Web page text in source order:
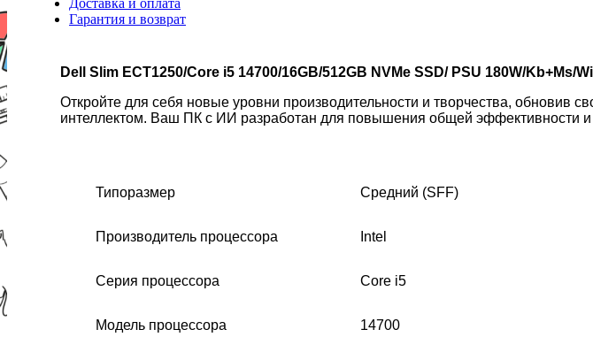
Гарантия и возврат
Dell Slim ECT1250/Core i5 14700/16GB/512GB NVMe SSD/ PSU 180W/Kb+Ms/
Откройте для себя новые уровни производительности и творчества,
интеллектом. Ваш ПК с ИИ разработан для повышения общей эффективности
Типоразмер Средний (SFF)
Производитель процессора Intel
Серия процессора Core i5
Модель процессора 14700